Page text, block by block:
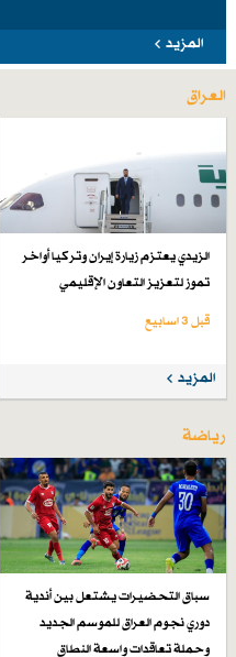
المزيد
العراق
الزيدي يعتزم زيارة إيران وتركيا أواخر
تموز لتعزيز التعاون الإقليمي
قبل 3 اسابیع
المزيد
رياضة
سباق التحضيرات يشتعل بين أندية
دوري نجوم العراق للموسم الجديد
وحملة تعاقدات واسعة النطاق